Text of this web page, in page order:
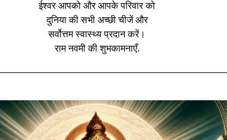
ईश्वर आपको और आपके परिवार को
दुनिया की सभी अच्छी चीजें और
सर्वोत्तम स्वास्थ्य प्रदान करें।
राम नवमी की शुभकामनाएँ.